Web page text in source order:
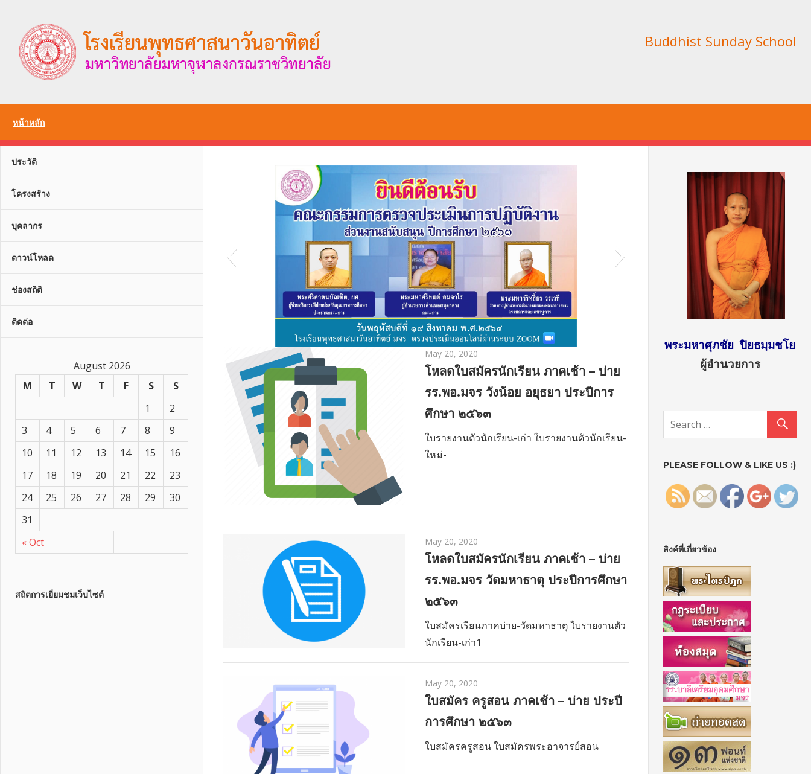
content
Buddhist Sunday School
หน้าหลัก
โรงเรียนพุทธศาสนาวันอาทิตย์ มหาวิทยาลัยมหาจุฬาลงกรณยินดีต้อนรับ
คณะกรรมการตรวจประเมินการปฏิบัติงาน
s__15425629
ยินดีต้อนรับคณะกรรมการตรวจประเมิน
May 20, 2020
โหลดใบสมัครนักเรียน ภาคเช้า – บ่าย
รร.พอ.มจร วังน้อย อยุธยา ประปีการ
ศึกษา ๒๕๖๓
ใบรายงานตัวนักเรียน-เก่า ใบรายงานตัวนักเรียน-
ใหม่-
May 20, 2020
โหลดใบสมัครนักเรียน ภาคเช้า – บ่าย
รร.พอ.มจร วัดมหาธาตุ ประปีการศึกษา
๒๕๖๓
ใบสมัครเรียนภาคบ่าย-วัดมหาธาตุ ใบรายงานตัว
นักเรียน-เก่า1
May 20, 2020
ใบสมัคร ครูสอน ภาคเช้า – บ่าย ประปี
การศึกษา ๒๕๖๓
ใบสมัครครูสอน ใบสมัครพระอาจารย์สอน
ประวัติ
โครงสร้าง
บุคลากร
ดาวน์โหลด
ช่องสถิติ
ติดต่อ
August 2026
M
T W T F S S
« Oct
1
2
3
4 5 6 7 8
9
10
11 12 13 14 15
16
17
18 19 20 21 22
23
24
25 26 27 28 29
30
31
สถิตการเยี่ยมชมเว็บไซต์
พระมหาศุภชัย ปิยธมฺมชโย
ผู้อำนวยการ
PLEASE FOLLOW & LIKE US :)
day2.mcu.
ac.th/?
>
ลิงค์ที่เกี่ยวข้อง